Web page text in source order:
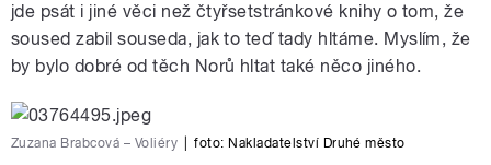
jde psát i jiné věci než čtyřsetstránkové knihy o tom, že
soused zabil souseda, jak to teď tady hltáme. Myslím, že
by bylo dobré od těch Norů hltat také něco jiného.
Zuzana Brabcová – Voliéry foto: Nakladatelství Druhé město